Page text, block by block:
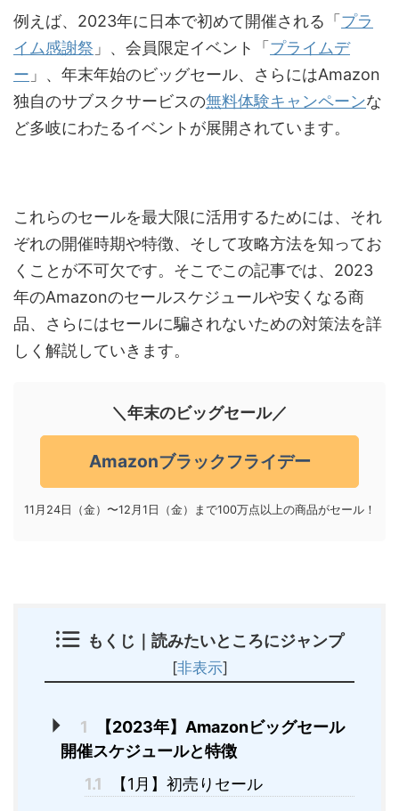
例えば、2023年に日本で初めて開催される「プラ
イム感謝祭 」、会員限定イベント「プライムデ
ー 」、年末年始のビッグセール、さらにはAmazon
独自のサブスクサービスの無料体験キャンペーンな
ど多岐にわたるイベントが展開されています。
これらのセールを最大限に活用するためには、それ
ぞれの開催時期や特徴、そして攻略方法を知ってお
くことが不可欠です。そこでこの記事では、 2023
年のAmazonのセールスケジュールや安くなる商
品、さらにはセールに騙されないための対策法を詳
しく解説していきます。
＼年末のビッグセール／
Amazonブラックフライデー
11月24日（金）〜12月1日（金）まで100万点以上の商品がセール！
もくじ｜読みたいところにジャンプ
[非表示]
1
【2023年】Amazonビッグセール
開催スケジュールと特徴
1.1
【1月】初売りセール